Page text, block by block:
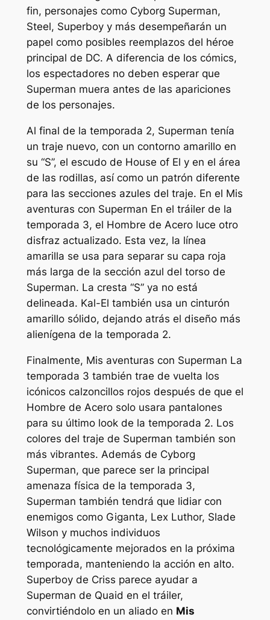
fin, personajes como Cyborg Superman,
Steel, Superboy y más desempeñarán un
papel como posibles reemplazos del héroe
principal de DC. A diferencia de los cómics,
los espectadores no deben esperar que
Superman muera antes de las apariciones
de los personajes.
Al final de la temporada 2, Superman tenía
un traje nuevo, con un contorno amarillo en
su “S”, el escudo de House of El y en el área
de las rodillas, así como un patrón diferente
para las secciones azules del traje. En el Mis
aventuras con Superman En el tráiler de la
temporada 3, el Hombre de Acero luce otro
disfraz actualizado. Esta vez, la línea
amarilla se usa para separar su capa roja
más larga de la sección azul del torso de
Superman. La cresta “S” ya no está
delineada. Kal-El también usa un cinturón
amarillo sólido, dejando atrás el diseño más
alienígena de la temporada 2.
Finalmente, Mis aventuras con Superman La
temporada 3 también trae de vuelta los
icónicos calzoncillos rojos después de que el
Hombre de Acero solo usara pantalones
para su último look de la temporada 2. Los
colores del traje de Superman también son
más vibrantes. Además de Cyborg
Superman, que parece ser la principal
amenaza física de la temporada 3,
Superman también tendrá que lidiar con
enemigos como Giganta, Lex Luthor, Slade
Wilson y muchos individuos
tecnológicamente mejorados en la próxima
temporada, manteniendo la acción en alto.
Superboy de Criss parece ayudar a
Superman de Quaid en el tráiler,
convirtiéndolo en un aliado en Mis